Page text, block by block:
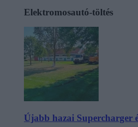
Elektromosautó-töltés
Újabb hazai Supercharger